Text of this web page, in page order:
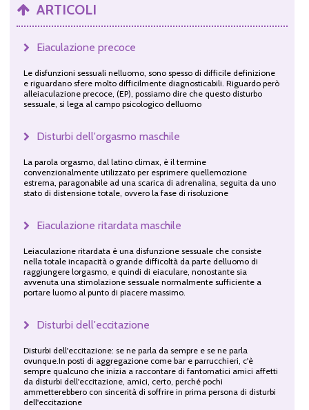
ARTICOLI
Eiaculazione precoce
Le disfunzioni sessuali nelluomo, sono spesso di difficile definizione
e riguardano sfere molto difficilmente diagnosticabili. Riguardo però
alleiaculazione precoce, (EP), possiamo dire che questo disturbo
sessuale, si lega al campo psicologico delluomo
Disturbi dell'orgasmo maschile
La parola orgasmo, dal latino climax, è il termine
convenzionalmente utilizzato per esprimere quellemozione
estrema, paragonabile ad una scarica di adrenalina, seguita da uno
stato di distensione totale, ovvero la fase di risoluzione
Eiaculazione ritardata maschile
Leiaculazione ritardata è una disfunzione sessuale che consiste
nella totale incapacità o grande difficoltà da parte delluomo di
raggiungere lorgasmo, e quindi di eiaculare, nonostante sia
avvenuta una stimolazione sessuale normalmente sufficiente a
portare luomo al punto di piacere massimo.
Disturbi dell'eccitazione
Disturbi dell'eccitazione: se ne parla da sempre e se ne parla
ovunque.In posti di aggregazione come bar e parrucchieri, c'è
sempre qualcuno che inizia a raccontare di fantomatici amici affetti
da disturbi dell'eccitazione, amici, certo, perché pochi
ammetterebbero con sincerità di soffrire in prima persona di disturbi
dell'eccitazione